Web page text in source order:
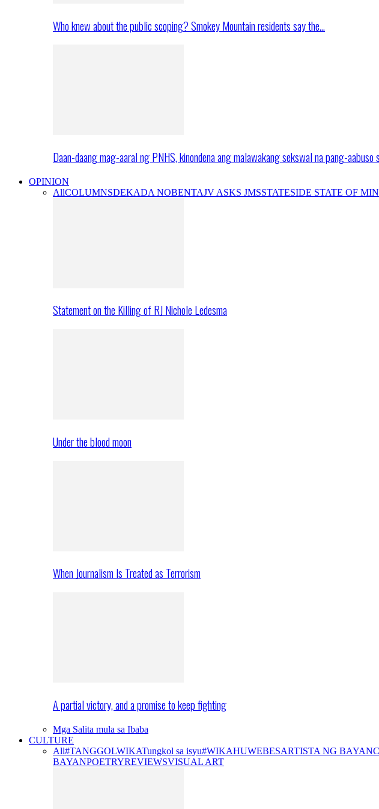
Who knew about the public scoping? Smokey Mountain residents say the…
Daan-daang mag-aaral ng PNHS, kinondena ang malawakang sekswal na pang-aabuso
OPINION
AllCOLUMNSDEKADA NOBENTAJV ASKS JMSSTATESIDE STATE OF
Statement on the Killing of RJ Nichole Ledesma
Under the blood moon
When Journalism Is Treated as Terrorism
A partial victory, and a promise to keep fighting
Mga Salita mula sa Ibaba
CULTURE
All#TANGGOLWIKATungkol sa isyu#WIKAHUWEBESARTISTA NG BAYAN
BAYANPOETRYREVIEWSVISUAL ART